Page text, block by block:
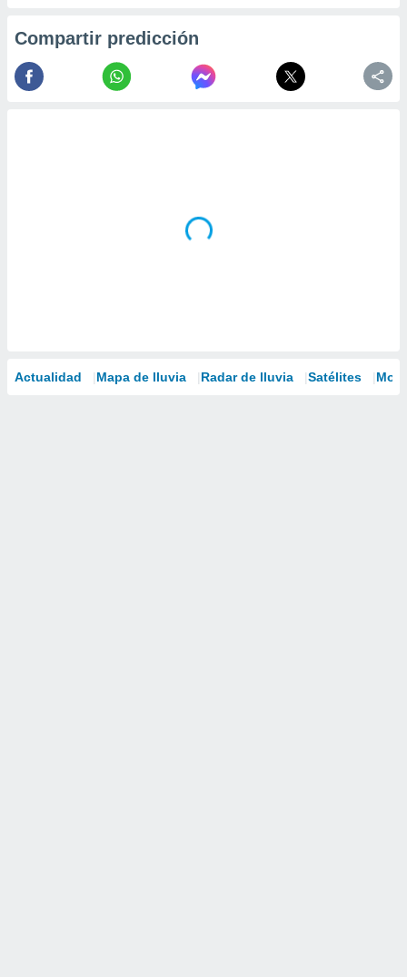
Compartir predicción
Actualidad Mapa de lluvia Radar de lluvia Satélites